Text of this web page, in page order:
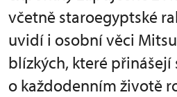
včetně staroegyptské
uvidí i osobní věci
blízkých, které
o každodenním životě